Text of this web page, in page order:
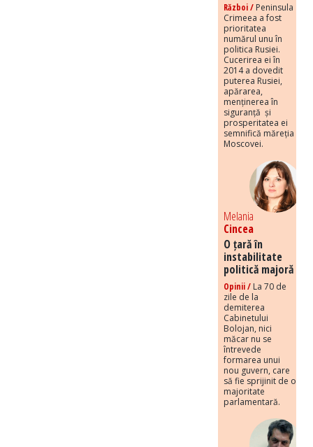
Război / Peninsula
Crimeea a fost
prioritatea
numărul unu în
politica Rusiei.
Cucerirea ei în
2014 a dovedit
puterea Rusiei,
apărarea,
menținerea în
siguranță și
prosperitatea ei
semnifică măreția
Moscovei.
Melania
Cincea
O țară în
instabilitate
politică majoră
Opinii / La 70 de
zile de la
demiterea
Cabinetului
Bolojan, nici
măcar nu se
întrevede
formarea unui
nou guvern, care
să fie sprijinit de o
majoritate
parlamentară.